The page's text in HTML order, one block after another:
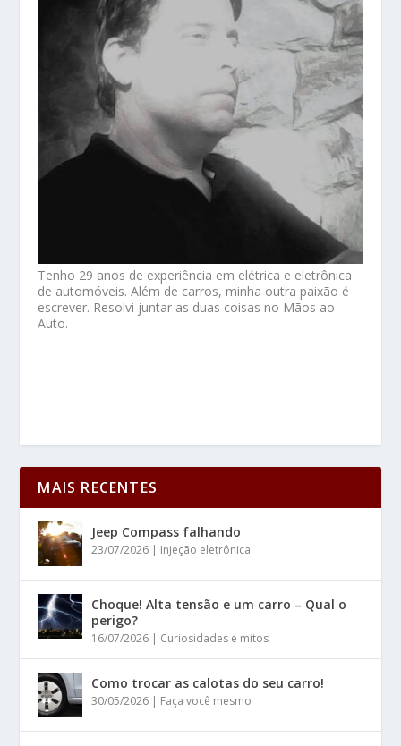
Tenho 29 anos de experiência em elétrica e eletrônica
de automóveis. Além de carros, minha outra paixão é
escrever. Resolvi juntar as duas coisas no Mãos ao
Auto.
MAIS RECENTES
Jeep Compass falhando
23/07/2026 Injeção eletrônica
Choque! Alta tensão e um carro – Qual o
perigo?
16/07/2026 Curiosidades e mitos
Como trocar as calotas do seu carro!
30/05/2026 Faça você mesmo